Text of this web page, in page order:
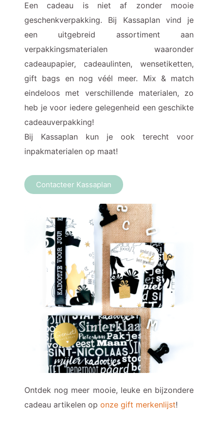
Een cadeau is niet af zonder mooie
geschenkverpakking. Bij Kassaplan vind je
een uitgebreid assortiment aan
verpakkingsmaterialen waaronder
cadeaupapier, cadeaulinten, wensetiketten,
gift bags en nog véél meer. Mix & match
eindeloos met verschillende materialen, zo
heb je voor iedere gelegenheid een geschikte
cadeauverpakking!
Bij Kassaplan kun je ook terecht voor
inpakmaterialen op maat!
Contacteer Kassaplan
Ontdek nog meer mooie, leuke en bijzondere
cadeau artikelen op onze gift merkenlijst!